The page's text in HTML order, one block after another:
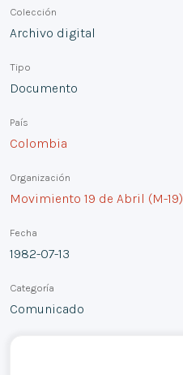
Colección
Archivo digital
Tipo
Documento
País
Colombia
Organización
Movimiento 19 de Abril (M-19)
Fecha
1982-07-13
Categoría
Comunicado